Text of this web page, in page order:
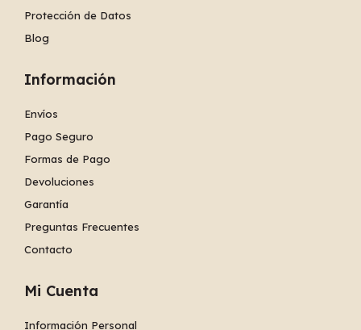
Protección de Datos
Blog
Información
Envíos
Pago Seguro
Formas de Pago
Devoluciones
Garantía
Preguntas Frecuentes
Contacto
Mi Cuenta
Información Personal